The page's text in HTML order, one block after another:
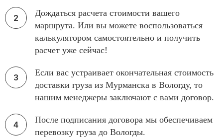
Дождаться расчета стоимости вашего
маршрута. Или вы можете воспользоваться
калькулятором самостоятельно и получить
расчет уже сейчас!
Если вас устраивает окончательная стоимость
доставки груза из Мурманска в Вологду, то
нашим менеджеры заключают с вами договор.
После подписания договора мы обеспечиваем
перевозку груза до Вологды.